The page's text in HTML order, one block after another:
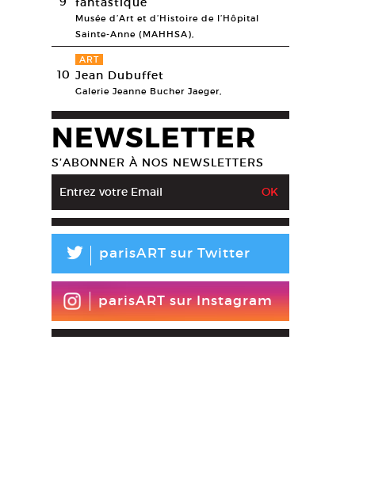
Musée d’Art et d’Histoire de l’Hôpital
Sainte-Anne (MAHHSA),
10
ART
Jean Dubuffet
Galerie Jeanne Bucher Jaeger,
NEWSLETTER
S’ABONNER À NOS NEWSLETTERS
L parisART sur Twitter
parisART sur Instagram